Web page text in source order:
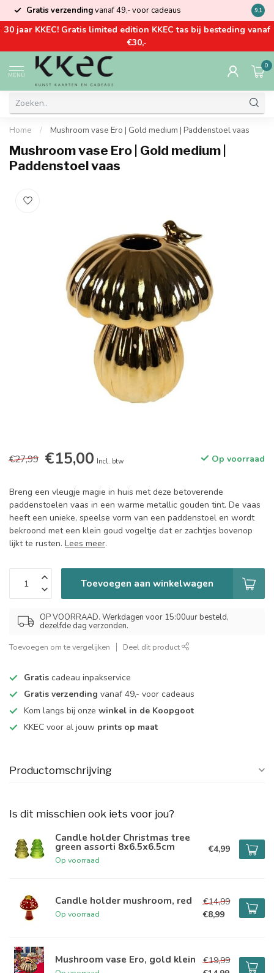
Gratis verzendingvanaf 49,- voor cadeaus Kom
9.1
30 jaar KKEC! Gratis limited edition KKEC tas bij besteding vanaf
€30,-
MENU
0
Home / Mushroom vase Ero | Gold medium | Paddenstoel vaas
Mushroom vase Ero | Gold medium |
Paddenstoel vaas
€27,99 €15,00 Incl. btw Op voorraad
Breng een vleugje magie in huis met deze betoverende
paddenstoelen vaas in een warme metallic gouden tint. De vaas
heeft een unieke, speelse vorm van een paddenstoel en wordt
bekroond met een klein goud vogeltje dat er zachtjes bovenop
lijkt te rusten. Lees meer.
Toevoegen aan winkelwagen
OP VOORRAAD. Werkdagen voor 15:00uur besteld,
dezelfde dag verzonden.
Toevoegen om te vergelijken Deel dit product
Gratis cadeau inpakservice
Gratis verzending vanaf 49,- voor cadeaus
Kom langs bij onze winkel in de Koopgoot
KKEC voor al jouw prints op maat
Productomschrijving
Is dit misschien ook iets voor jou?
Candle holder Christmas tree
green assorti 8x6.5x6.5cm
Op voorraad
€4,99
Candle holder mushroom, red
Op voorraad
€14,99
€8,99
Mushroom vase Ero, gold klein
€19,99